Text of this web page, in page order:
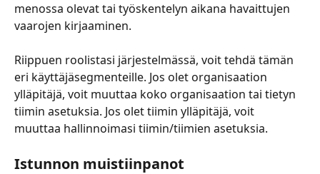
menossa olevat tai työskentelyn aikana havaittujen
vaarojen kirjaaminen.
Riippuen roolistasi järjestelmässä, voit tehdä tämän
eri käyttäjäsegmenteille. Jos olet organisaation
ylläpitäjä, voit muuttaa koko organisaation tai tietyn
tiimin asetuksia. Jos olet tiimin ylläpitäjä, voit
muuttaa hallinnoimasi tiimin/tiimien asetuksia.
Istunnon muistiinpanot